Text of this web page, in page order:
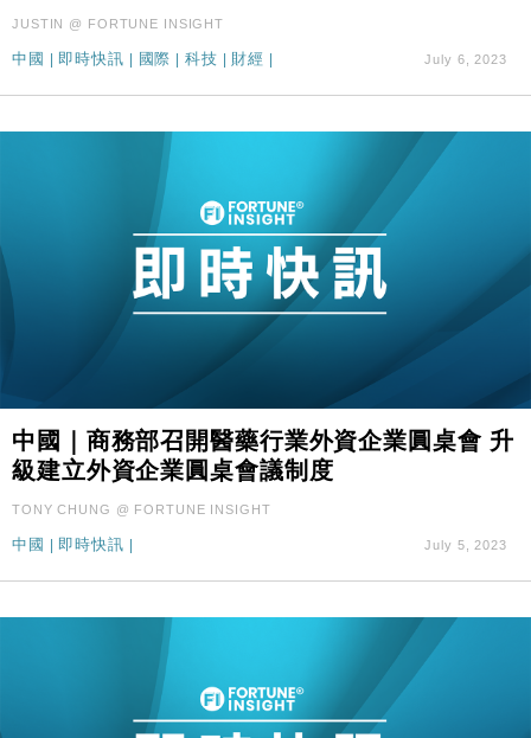
JUSTIN @ FORTUNE INSIGHT
中國 即時快訊 國際 科技 財經 July 6, 2023
中國｜商務部召開醫藥行業外資企業圓桌會 升
級建立外資企業圓桌會議制度
TONY CHUNG @ FORTUNE INSIGHT
中國 即時快訊 July 5, 2023